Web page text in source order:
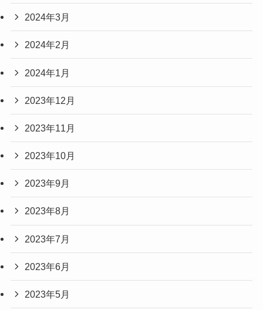
2024年3月
2024年2月
2024年1月
2023年12月
2023年11月
2023年10月
2023年9月
2023年8月
2023年7月
2023年6月
2023年5月